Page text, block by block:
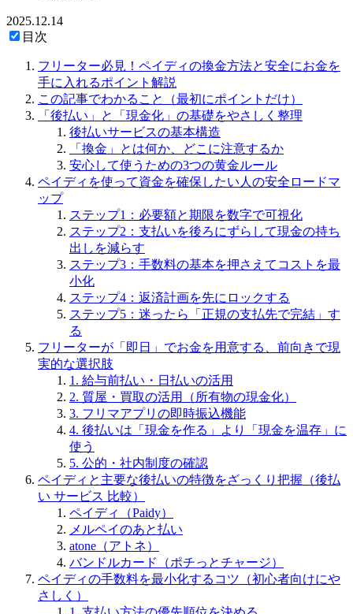
2025.12.14
目次
フリーター必見！ペイディの換金方法と安全にお金を
手に入れるポイント解説
この記事でわかること（最初にポイントだけ）
「後払い」と「現金化」の基礎をやさしく整理
後払いサービスの基本構造
「換金」とは何か、どこに注意するか
安心して使うための3つの黄金ルール
ペイディを使って資金を確保したい人の安全ロードマ
ップ
ステップ1：必要額と期限を数字で可視化
ステップ2：支払いを後ろにずらして現金の持ち
出しを減らす
ステップ3：手数料の基本を押さえてコストを最
小化
ステップ4：返済計画を先にロックする
ステップ5：迷ったら「正規の支払先で完結」す
る
フリーターが「即日」でお金を用意する、前向きで現
実的な選択肢
1. 給与前払い・日払いの活用
2. 質屋・買取の活用（所有物の現金化）
3. フリマアプリの即時振込機能
4. 後払いは「現金を作る」より「現金を温存」に
使う
5. 公的・社内制度の確認
ペイディと主要な後払いの特徴をざっくり把握（後払
い サービス 比較）
ペイディ（Paidy）
メルペイのあと払い
atone（アトネ）
バンドルカード（ポチっとチャージ）
ペイディの手数料を最小化するコツ（初心者向けにや
さしく）